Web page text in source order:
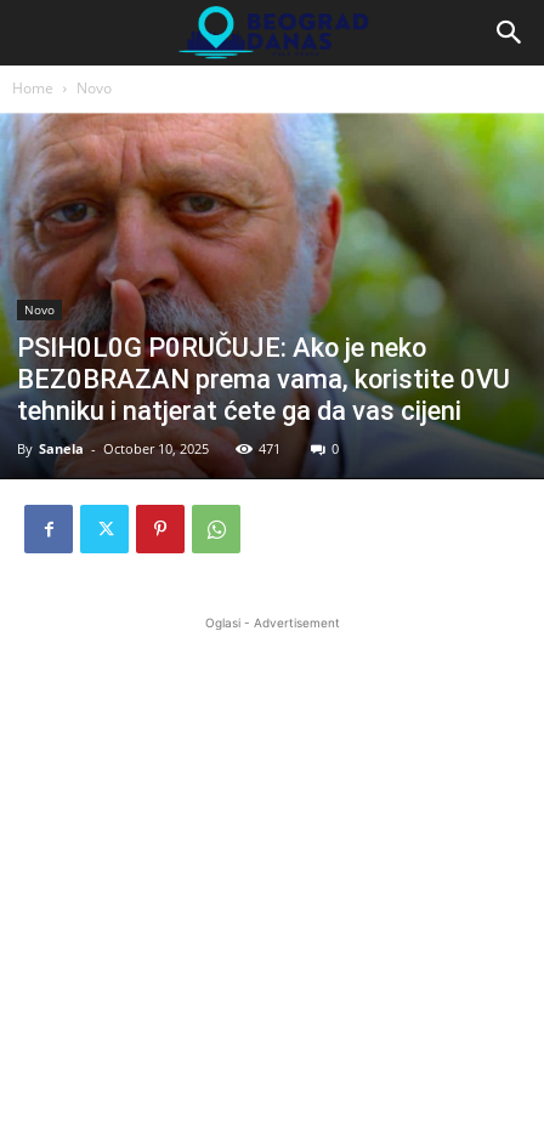
Home Novo
Novo
PSIH0L0G P0RUČUJE: Ako je neko
BEZ0BRAZAN prema vama, koristite 0VU
tehniku i natjerat ćete ga da vas cijeni
By Sanela - October 10, 2025 471 0
Oglasi - Advertisement